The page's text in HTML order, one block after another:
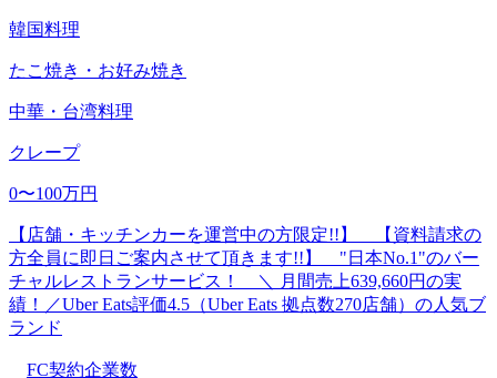
韓国料理
たこ焼き・お好み焼き
中華・台湾料理
クレープ
0〜100万円
【店舗・キッチンカーを運営中の方限定!!】 【資料請求の
方全員に即日ご案内させて頂きます!!】 "日本No.1"のバー
チャルレストランサービス！ ＼ 月間売上639,660円の実
績！／Uber Eats評価4.5（Uber Eats 拠点数270店舗）の人気ブ
ランド
FC契約企業数